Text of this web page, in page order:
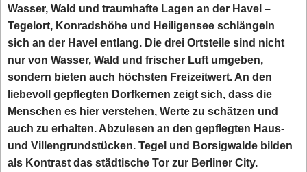
Wasser, Wald und traumhafte Lagen an der Havel –
Tegelort, Konradshöhe und Heiligensee schlängeln
sich an der Havel entlang. Die drei Ortsteile sind nicht
nur von Wasser, Wald und frischer Luft umgeben,
sondern bieten auch höchsten Freizeitwert. An den
liebevoll gepflegten Dorfkernen zeigt sich, dass die
Menschen es hier verstehen, Werte zu schätzen und
auch zu erhalten. Abzulesen an den gepflegten Haus-
und Villengrundstücken. Tegel und Borsigwalde bilden
als Kontrast das städtische Tor zur Berliner City.